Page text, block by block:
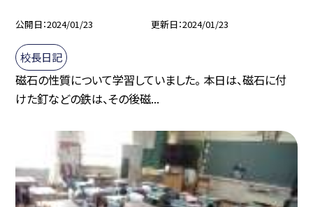
公開日 2024/01/23 更新日 2024/01/23
校長日記
磁石の性質について学習していました。 本日は、磁石に付
けた釘などの鉄は、その後磁...